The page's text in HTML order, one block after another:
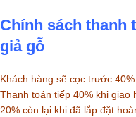
Chính sách thanh
giả gỗ
Khách hàng sẽ cọc trước
Thanh toán tiếp 40% khi giao
20% còn lại khi đã lắp đặt